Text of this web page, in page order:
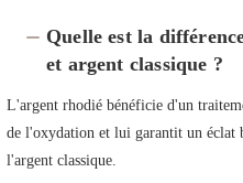
Quelle est la
et argent classique ?
L'argent rhodié bénéficie d'un
de l'oxydation et lui garantit un éclat
l'argent classique.